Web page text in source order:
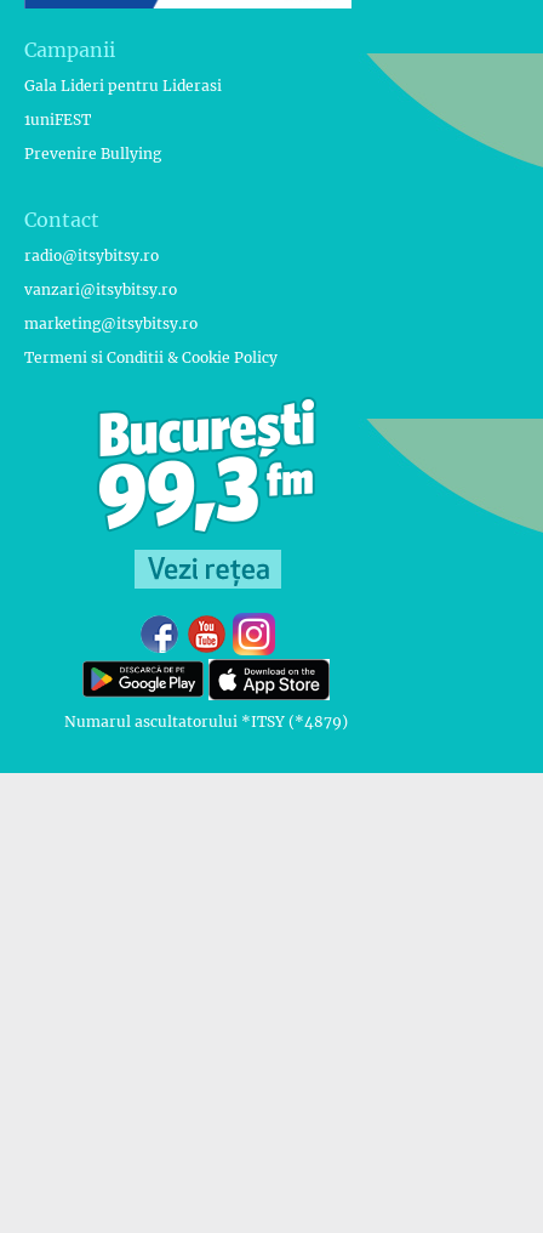
Campanii
Gala Lideri pentru Liderasi
1uniFEST
Prevenire Bullying
Contact
radio@itsybitsy.ro
vanzari@itsybitsy.ro
marketing@itsybitsy.ro
Termeni si Conditii & Cookie Policy
Numarul ascultatorului *ITSY (*4879)